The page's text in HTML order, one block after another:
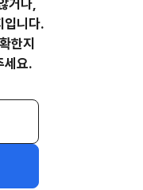
거나,
입니다.
한지
세요.